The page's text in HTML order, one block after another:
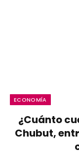
ECONOMÍA
¿Cuánto
Chubut,